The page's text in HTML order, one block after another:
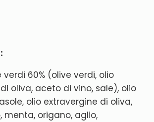
verdi 60% (olive verdi, olio
oliva, aceto di vino, sale), olio
olio extravergine di oliva,
menta, origano, aglio,